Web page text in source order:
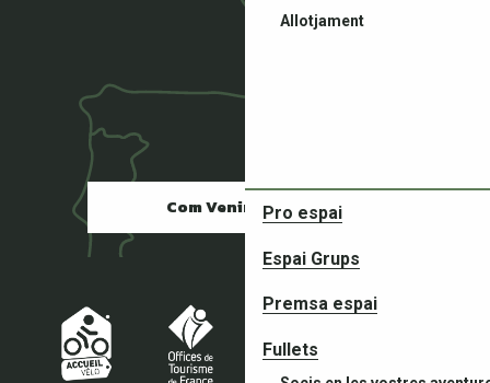
Allotjament
Restaurants
Pro espai
Espai Grups
Premsa espai
Fullets
Com Venir ?